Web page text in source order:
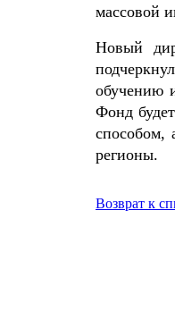
массовой
Новый
обучению
Фонд
способом,
регионы.
Возврат к